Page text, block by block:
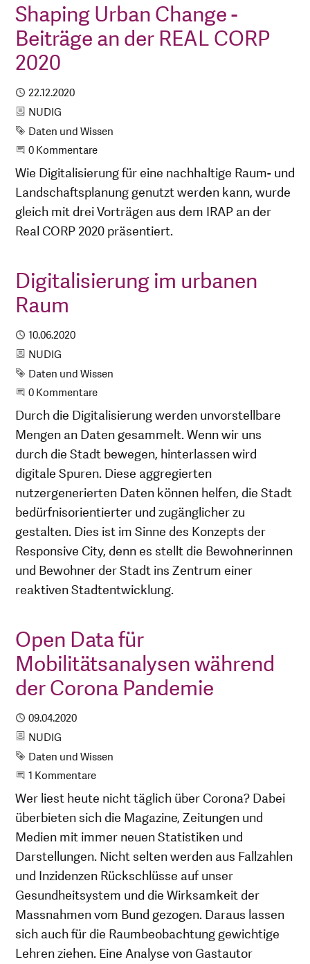
Shaping Urban Change -
Beiträge an der REAL CORP
2020
Publiziert
22.12.2020
Kategorie
NUDIG
Schlagwort
Daten und Wissen
Beginne eine Unterhaltung
0 Kommentare
Wie Digitalisierung für eine nachhaltige Raum- und
Landschaftsplanung genutzt werden kann, wurde
gleich mit drei Vorträgen aus dem IRAP an der
Real CORP 2020 präsentiert.
Digitalisierung im urbanen
Raum
Publiziert
10.06.2020
Kategorie
NUDIG
Schlagwort
Daten und Wissen
Beginne eine Unterhaltung
0 Kommentare
Durch die Digitalisierung werden unvorstellbare
Mengen an Daten gesammelt. Wenn wir uns
durch die Stadt bewegen, hinterlassen wird
digitale Spuren. Diese aggregierten
nutzergenerierten Daten können helfen, die Stadt
bedürfnisorientierter und zugänglicher zu
gestalten. Dies ist im Sinne des Konzepts der
Responsive City, denn es stellt die Bewohnerinnen
und Bewohner der Stadt ins Zentrum einer
reaktiven Stadtentwicklung.
Open Data für
Mobilitätsanalysen während
der Corona Pandemie
Publiziert
09.04.2020
Kategorie
NUDIG
Schlagwort
Daten und Wissen
An der Unterhaltung teilnehmen
1 Kommentare
Wer liest heute nicht täglich über Corona? Dabei
überbieten sich die Magazine, Zeitungen und
Medien mit immer neuen Statistiken und
Darstellungen. Nicht selten werden aus Fallzahlen
und Inzidenzen Rückschlüsse auf unser
Gesundheitsystem und die Wirksamkeit der
Massnahmen vom Bund gezogen. Daraus lassen
sich auch für die Raumbeobachtung gewichtige
Lehren ziehen. Eine Analyse von Gastautor